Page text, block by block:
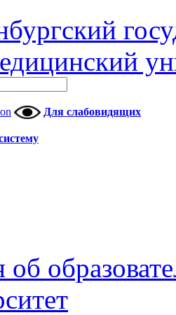
Для слабовидящих
об